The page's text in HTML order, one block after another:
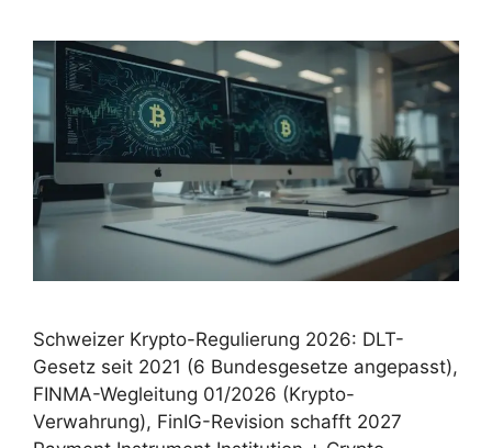
Schweizer Krypto-Regulierung 2026: DLT-
Gesetz seit 2021 (6 Bundesgesetze angepasst),
FINMA-Wegleitung 01/2026 (Krypto-
Verwahrung), FinIG-Revision schafft 2027